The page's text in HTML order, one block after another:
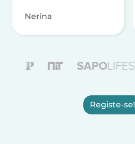
Nerina
Registe-se!